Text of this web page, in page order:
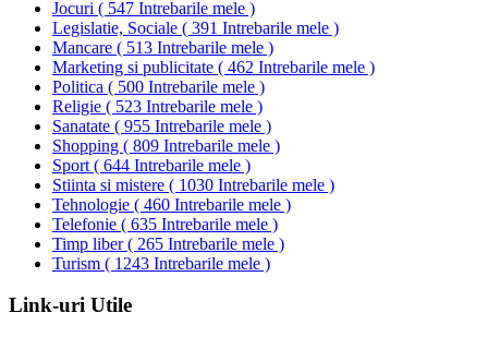
Jocuri ( 547 Intrebarile mele )
Legislatie, Sociale ( 391 Intrebarile mele )
Mancare ( 513 Intrebarile mele )
Marketing si publicitate ( 462 Intrebarile mele )
Politica ( 500 Intrebarile mele )
Religie ( 523 Intrebarile mele )
Sanatate ( 955 Intrebarile mele )
Shopping ( 809 Intrebarile mele )
Sport ( 644 Intrebarile mele )
Stiinta si mistere ( 1030 Intrebarile mele )
Tehnologie ( 460 Intrebarile mele )
Telefonie ( 635 Intrebarile mele )
Timp liber( 265 Intrebarile mele )
Turism ( 1243 Intrebarile mele )
Link-uri Utile